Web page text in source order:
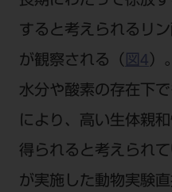
すると考えられるリ
が観察される（ 図4）
水分や酸素の存在下
により、高い生体親
得られると考えられ
が実施した動物実験